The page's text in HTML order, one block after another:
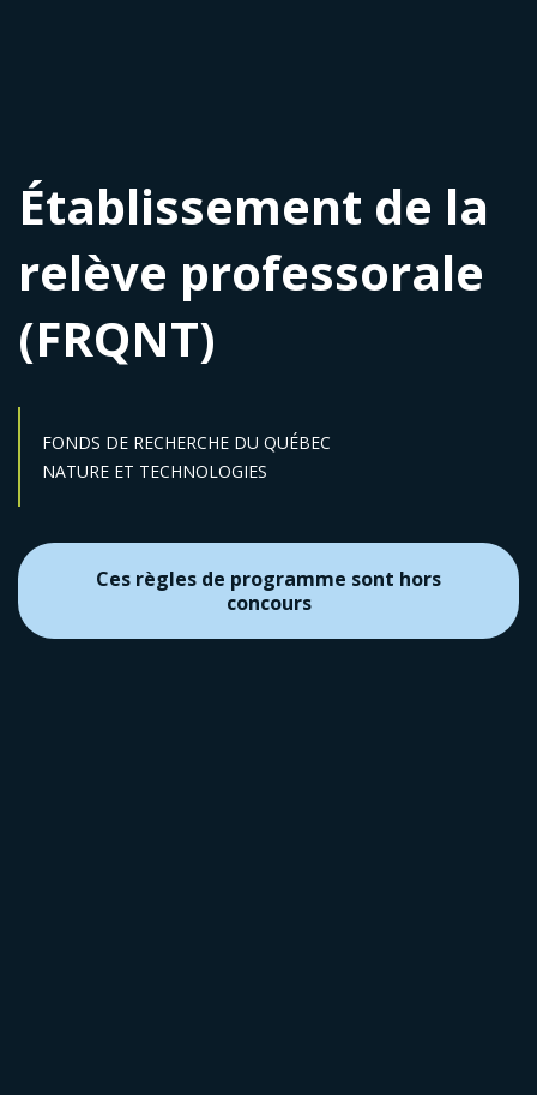
Établissement de la
relève professorale
(FRQNT)
FONDS DE RECHERCHE DU QUÉBEC
Secteur :
NATURE ET TECHNOLOGIES
Ces règles de programme sont hors
concours